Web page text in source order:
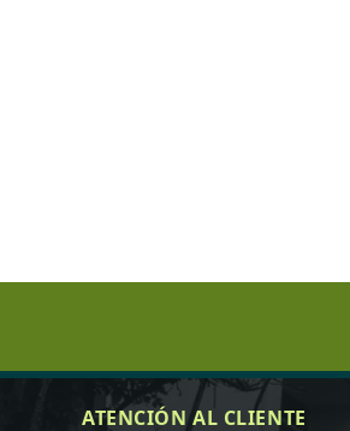
ATENCIÓN AL CLIENTE